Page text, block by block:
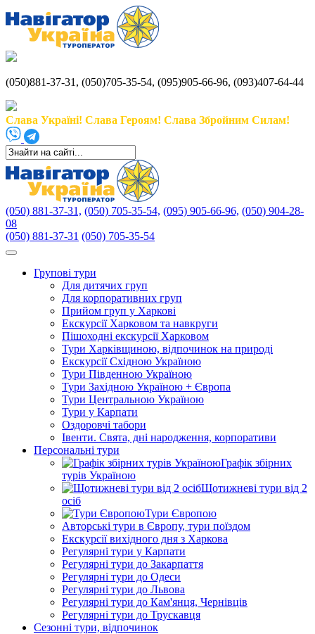
(050)881-37-31, (050)705-35-54, (095)905-66-96, (093)407-64-44
Слава Україні! Слава Героям! Слава Збройним Силам!
(050) 881-37-31, (050) 705-35-54, (095) 905-66-96, (050) 904-28-
08
(050) 881-37-31 (050) 705-35-54
Групові тури
Для дитячих груп
Для корпоративних груп
Прийом груп у Харкові
Екскурсії Харковом та навкруги
Пішоходні екскурсії Харковом
Тури Харківщиною, відпочинок на природі
Екскурсії Східною Україною
Тури Південною Україною
Тури Західною Україною + Європа
Тури Центральною Україною
Тури у Карпати
Оздоровчі табори
Івенти. Свята, дні народження, корпоративи
Персональні тури
Графік збірних
турів Україною
Щотижневі тури від 2
осіб
Тури Європою
Авторські тури в Європу, тури поїздом
Екскурсії вихідного дня з Харкова
Регулярні тури у Карпати
Регулярні тури до Закарпаття
Регулярні тури до Одеси
Регулярні тури до Львова
Регулярні тури до Кам'янця, Чернівців
Регулярні тури до Трускавця
Сезонні тури, відпочинок